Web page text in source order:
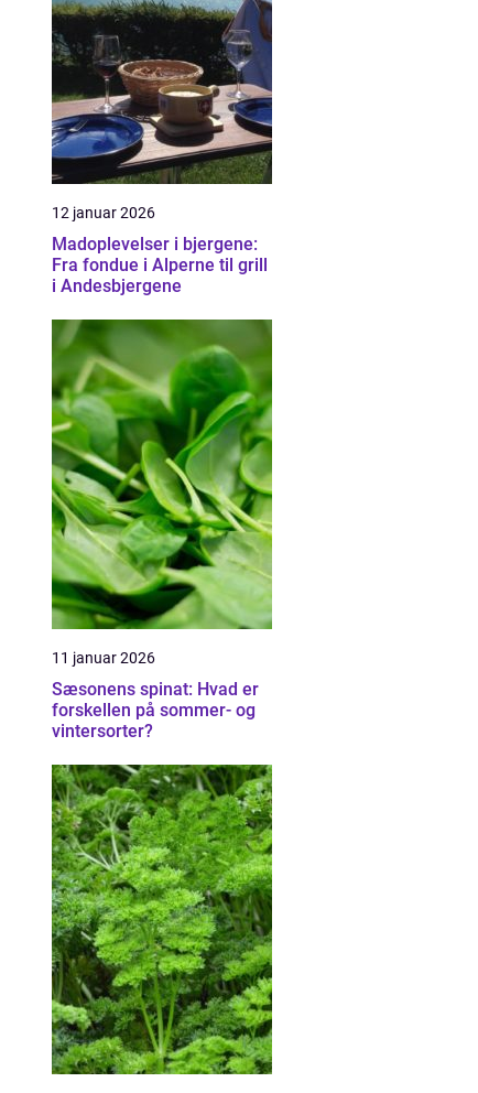
12 januar 2026
Madoplevelser i bjergene:
Fra fondue i Alperne til grill
i Andesbjergene
11 januar 2026
Sæsonens spinat: Hvad er
forskellen på sommer- og
vintersorter?